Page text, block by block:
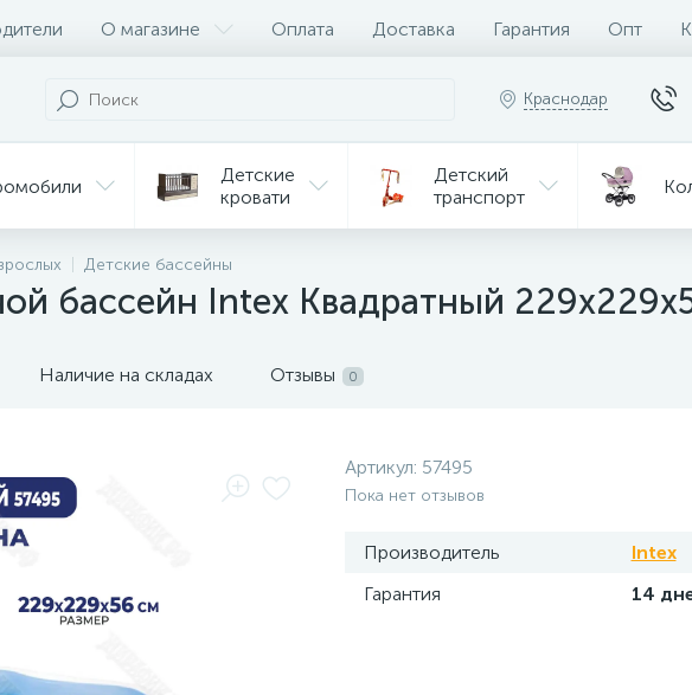
О магазине Оплата Доставка Гарантия Опт
Краснодар
Детские
кровати
Детский
транспорт
Мебель
на р/у
для кормления
Детские бассейны
бассейн Intex Квадратный
Наличие на складах Отзывы 0
Артикул: 57495
Пока нет отзывов
Производитель
Intex
Гарантия
14